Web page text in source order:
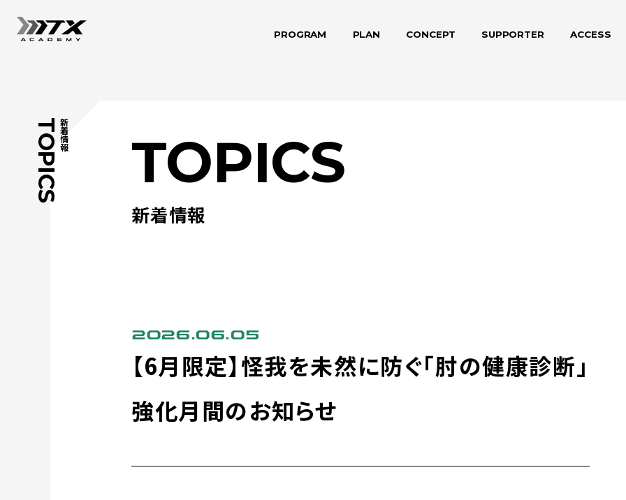
PROGRAM PLAN CONCEPT SUPPORTER ACCESS
新着情報
TOPICS
新着情報
TOPICS
2026.06.05
【6月限定】怪我を未然に防ぐ「肘の健康診断」
強化月間のお知らせ